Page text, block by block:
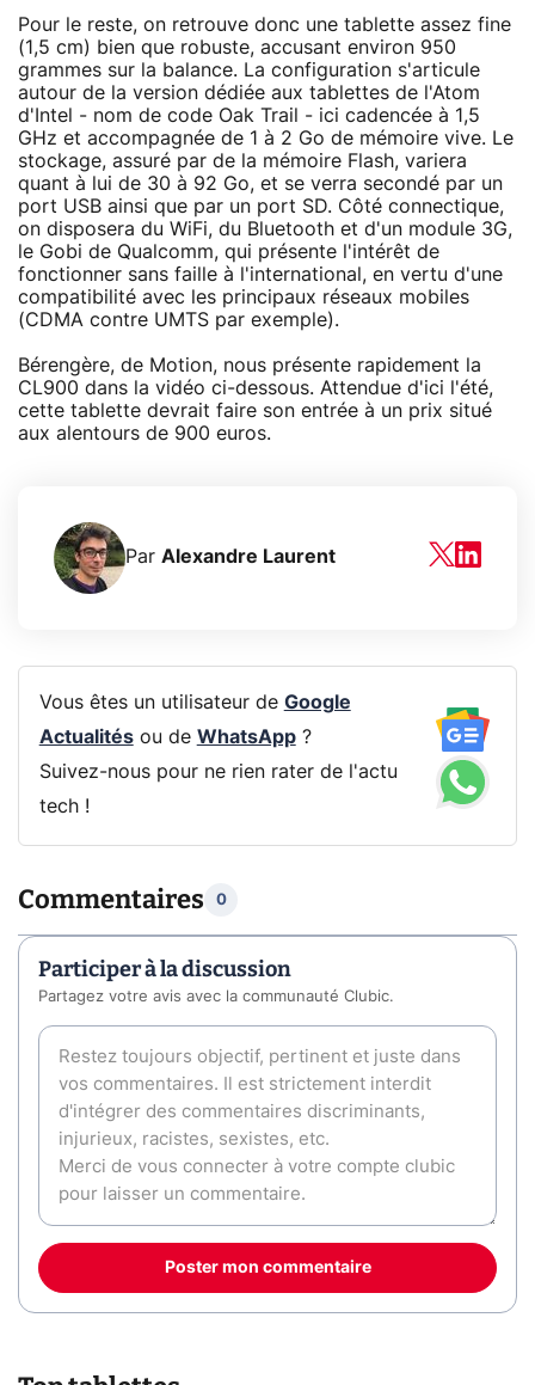
Pour le reste, on retrouve donc une tablette assez fine
(1,5 cm) bien que robuste, accusant environ 950
grammes sur la balance. La configuration s'articule
autour de la version dédiée aux tablettes de l'Atom
d'Intel - nom de code Oak Trail - ici cadencée à 1,5
GHz et accompagnée de 1 à 2 Go de mémoire vive. Le
stockage, assuré par de la mémoire Flash, variera
quant à lui de 30 à 92 Go, et se verra secondé par un
port USB ainsi que par un port SD. Côté connectique,
on disposera du WiFi, du Bluetooth et d'un module 3G,
le Gobi de Qualcomm, qui présente l'intérêt de
fonctionner sans faille à l'international, en vertu d'une
compatibilité avec les principaux réseaux mobiles
(CDMA contre UMTS par exemple).
Bérengère, de Motion, nous présente rapidement la
CL900 dans la vidéo ci-dessous. Attendue d'ici l'été,
cette tablette devrait faire son entrée à un prix situé
aux alentours de 900 euros.
Par Alexandre Laurent
Vous êtes un utilisateur de Google
Actualitésou de WhatsApp?
Suivez-nous pour ne rien rater de l'actu
tech !
Commentaires 0
Participer à la discussion
Partagez votre avis avec la communauté Clubic.
Poster mon commentaire